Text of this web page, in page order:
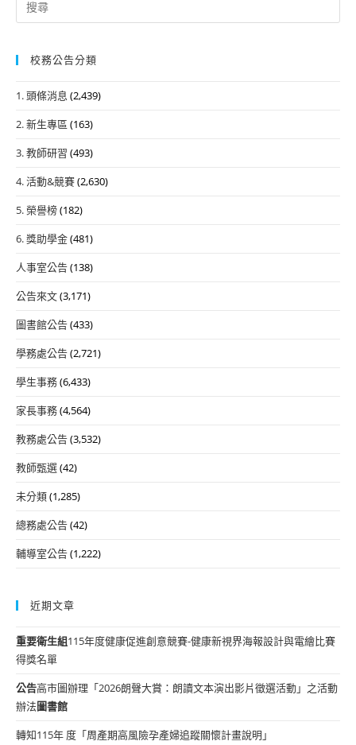
for:
校務公告分類
1. 頭條消息 (2,439)
2. 新生專區 (163)
3. 教師研習 (493)
4. 活動&競賽(2,630)
5. 榮譽榜(182)
6. 獎助學金(481)
人事室公告(138)
公告來文(3,171)
圖書館公告(433)
學務處公告(2,721)
學生事務(6,433)
家長事務(4,564)
教務處公告(3,532)
教師甄選(42)
未分類(1,285)
總務處公告(42)
輔導室公告(1,222)
近期文章
重要衛生組115年度健康促進創意競賽-健康新視界海報設計與電繪比賽
得獎名單
公告高市圖辦理「2026朗聲大賞：朗讀文本演出影片徵選活動」之活動
辦法圖書館
轉知115年 度「周產期高風險孕產婦追蹤關懷計畫說明」